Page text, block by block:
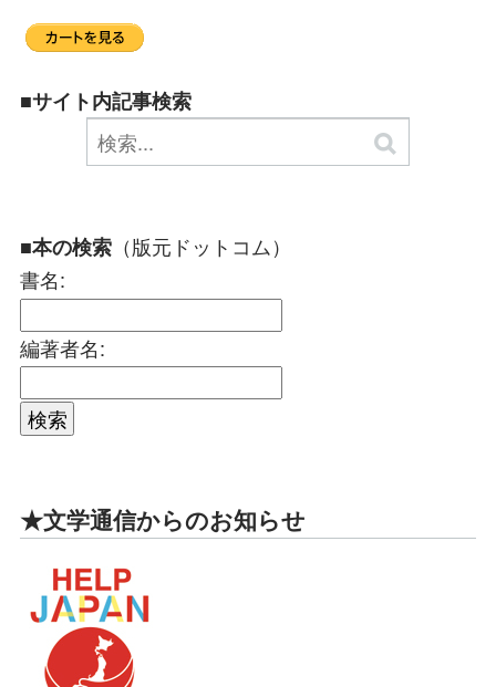
■サイト内記事検索
■本の検索 （版元ドットコム）
書名:
編著者名:
★文学通信からのお知らせ